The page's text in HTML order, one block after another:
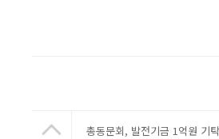
총동문회, 발전기금 1억원 기탁